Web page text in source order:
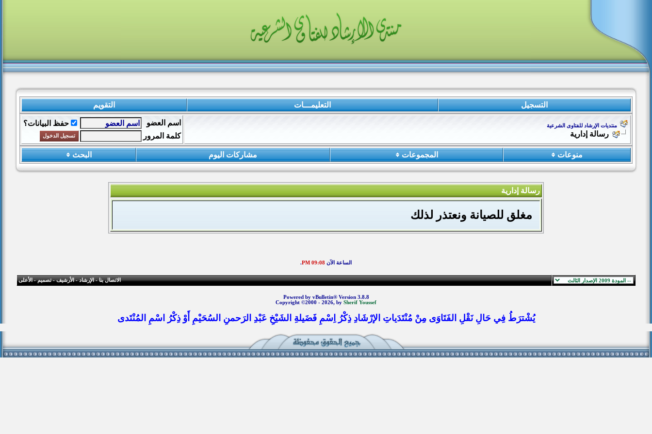
التسجيل التعليمـــات التقويم
منتديات الإرشاد للفتاوى الشرعية
رسالة إدارية
اسم العضو
حفظ البيانات؟
كلمة المرور
منوعات المجموعات مشاركات اليوم البحث
رسالة إدارية
مغلق للصيانة ونعتذر لذلك
الساعة الآن 09:08 PM
.
الاتصال بنا-الإرشاد-الأرشيف-تصميم-الأعلى
Powered by vBulletin® Version 3.8.8
Copyright ©2000 - 2026, by Sherif Youssef
يُشْترَطُ فِي حَالِ نَقْلِ الفَتَاوَى مِنْ مُنْتَدَياتِ الإرْشَادِ ذِكْرُ اِسْمِ فَضَيلةِ الشَيْخِ عَبْدِ الرَحمنِ السُحَيْمِ أَوْ ذِكْرُ اسْمِ المُنْتَدى